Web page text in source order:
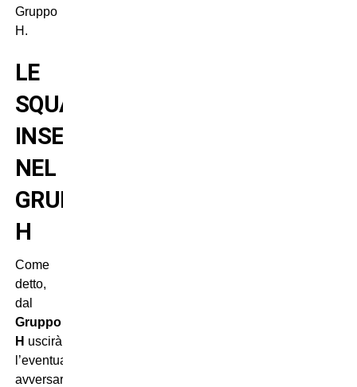
Gruppo
H.
LE
SQUADRE
INSERITE
NEL
GRUPPO
H
Come
detto,
dal
Gruppo
H uscirà
l’eventuale
avversaria